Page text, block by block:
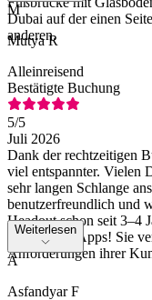
Dubai auf der einen
anderen.
M
Mutya R
Alleinreisend
Bestätigte Buchung
5/5
Juli 2026
Dank der rechtzeitigen
viel entspannter. Vielen
sehr langen Schlange
benutzerfreundlich und
Headout schon seit 3–4
bei anderen Apps! Sie
Anforderungen ihrer
Weiterlesen
A
Asfandyar F